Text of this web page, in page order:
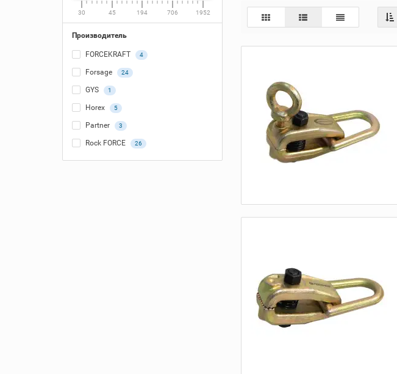
30 45 194 706 1952
Производитель
FORCEKRAFT 4
Forsage 24
GYS 1
Horex 5
Partner 3
Rock FORCE 26